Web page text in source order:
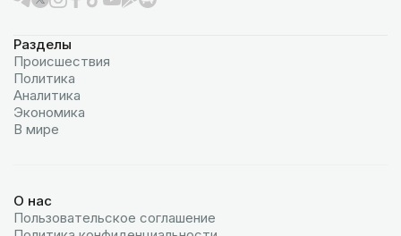
Разделы
Происшествия
Политика
Аналитика
Экономика
В мире
О нас
Пользовательское соглашение